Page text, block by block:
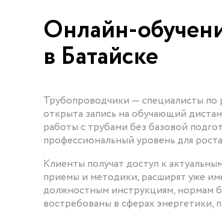
Онлайн-
в Батайске
Трубопроводчики — специалисты
открыта запись на обучающий
работы с трубами без базовой
профессиональный уровень для
Клиенты получат доступ к
приемы и методики, расширят уже
должностным инструкциям, нормам
востребованы в сферах